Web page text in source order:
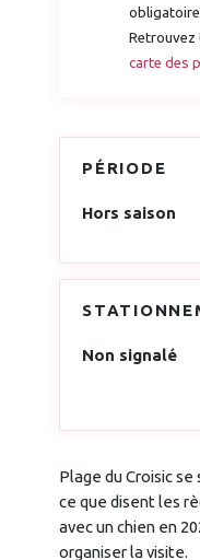
Retrouvez
carte des
PÉRIODE
Hors saison
Non signalé
Plage du Croisic
ce que disent les
avec un chien en
organiser la visite.